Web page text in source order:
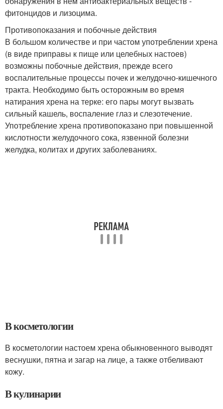
фитонцидов и лизоцима.
Противопоказания и побочные действия
В большом количестве и при частом употреблении хрена
(в виде приправы к пище или целебных настоев)
возможны побочные действия, прежде всего
воспалительные процессы почек и желудочно-кишечного
тракта. Необходимо быть осторожным во время
натирания хрена на терке: его пары могут вызвать
сильный кашель, воспаление глаз и слезотечение.
Употребление хрена противопоказано при повышенной
кислотности желудочного сока, язвенной болезни
желудка, колитах и других заболеваниях.
В косметологии
В косметологии настоем хрена обыкновенного выводят
веснушки, пятна и загар на лице, а также отбеливают
кожу.
В кулинарии